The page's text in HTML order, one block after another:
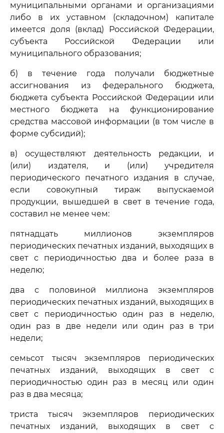
муниципальными органами и организациями
либо в их уставном (складочном) капитале
имеется доля (вклад) Российской Федерации,
субъекта Российской Федерации или
муниципального образования;
б) в течение года получали бюджетные
ассигнования из федерального бюджета,
бюджета субъекта Российской Федерации или
местного бюджета на функционирование
средства массовой информации (в том числе в
форме субсидий);
в) осуществляют деятельность редакции, и
(или) издателя, и (или) учредителя
периодического печатного издания в случае,
если совокупный тираж выпускаемой
продукции, вышедшей в свет в течение года,
составил не менее чем:
пятнадцать миллионов экземпляров
периодических печатных изданий, выходящих в
свет с периодичностью два и более раза в
неделю;
два с половиной миллиона экземпляров
периодических печатных изданий, выходящих в
свет с периодичностью один раз в неделю,
один раз в две недели или один раз в три
недели;
семьсот тысяч экземпляров периодических
печатных изданий, выходящих в свет с
периодичностью один раз в месяц или один
раз в два месяца;
триста тысяч экземпляров периодических
печатных изданий, выходящих в свет с